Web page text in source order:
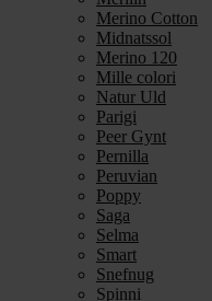
Merino Cotton
Midnatssol
Merino 120
Mille colori
Natur Uld
Parigi
Peer Gynt
Pernilla
Peruvian
Poppy
Saga
Selma
Smart
Snefnug
Spinni